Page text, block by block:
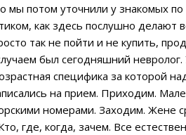
мы потом уточнили у знакомых
как здесь послушно
так не пойти и не купить,
был сегодняшний
специфика за которой
на прием. Приходим.
номерами. Заходим.
где, когда, зачем. Все